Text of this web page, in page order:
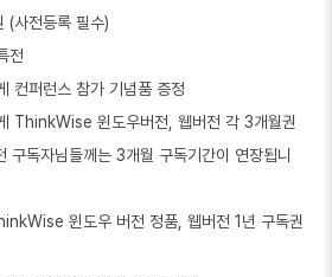
사전등록 필수)
전
컨퍼런스 참가 기념품 증정
ThinkWise 윈도우버전, 웹버전 각 3개월권
구독자님들께는 3개월 구독기간이 연장됩니
윈도우 버전 정품, 웹버전 1년 구독권